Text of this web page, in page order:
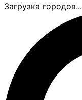
Загрузка городов...